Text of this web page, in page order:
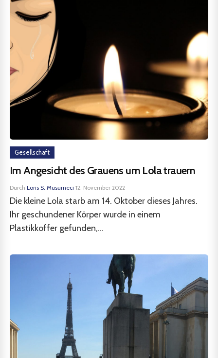
Gesellschaft
Im Angesicht des Grauens um Lola trauern
Durch Loris S. Musumeci·12. November 2022
Die kleine Lola starb am 14. Oktober dieses Jahres.
Ihr geschundener Körper wurde in einem
Plastikkoffer gefunden,...